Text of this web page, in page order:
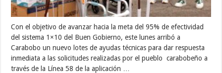
Con el objetivo de avanzar hacia la meta del 95% de efectividad
del sistema 1×10 del Buen Gobierno, este lunes arribó a
Carabobo un nuevo lotes de ayudas técnicas para dar respuesta
inmediata a las solicitudes realizadas por el pueblo carabobeño a
través de la Línea 58 de la aplicación …